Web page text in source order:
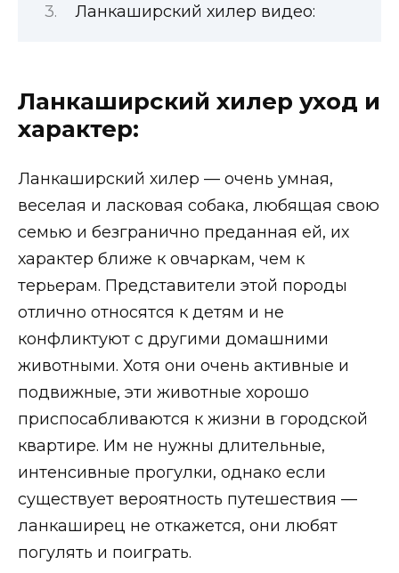
Ланкаширский хилер видео:
Ланкаширский хилер уход и
характер:
Ланкаширский хилер — очень умная,
веселая и ласковая собака, любящая свою
семью и безгранично преданная ей, их
характер ближе к овчаркам, чем к
терьерам. Представители этой породы
отлично относятся к детям и не
конфликтуют с другими домашними
животными. Хотя они очень активные и
подвижные, эти животные хорошо
приспосабливаются к жизни в городской
квартире. Им не нужны длительные,
интенсивные прогулки, однако если
существует вероятность путешествия —
ланкаширец не откажется, они любят
погулять и поиграть.